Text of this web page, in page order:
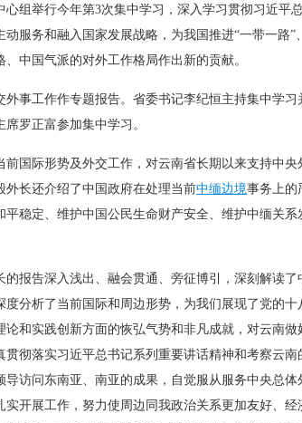
举行今年第3次集中学习，深入学习贯彻习近平
服务和融入国家发展战略，为我国推进“一带一路”
中国气派的对外工作格局作出新的贡献。
外事工作作专题报告。省委书记李纪恒主持集中学习
罗正富参加集中学习。
际形势及外交工作，对云南省长期以来支持中央
外长还介绍了中国政府在处理当前中缅边境事务上的
稳定、维护中国公民生命财产安全、维护中缅关系
告深入浅出、融会贯通、旁征博引，深刻解读了
度分析了当前国际和周边形势，为我们展现了党的
论和实践创新方面的恢弘气势和非凡成就，对云南
贯彻落实习近平总书记系列重要讲话精神和考察云
导访问东南亚、南亚的成果，自觉服从服务中央总体
实开展工作，努力使周边同我政治关系更加友好、